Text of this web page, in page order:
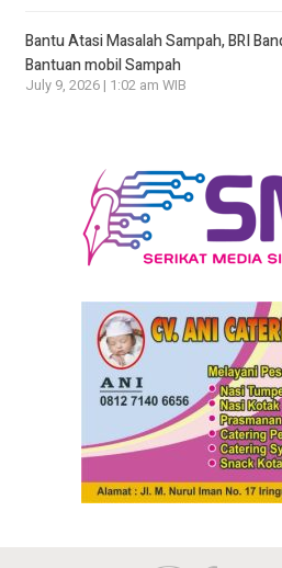
Bantu Atasi Masalah Sampah, BRI
Bantuan mobil Sampah
July 9, 2026 | 1:02 am WIB